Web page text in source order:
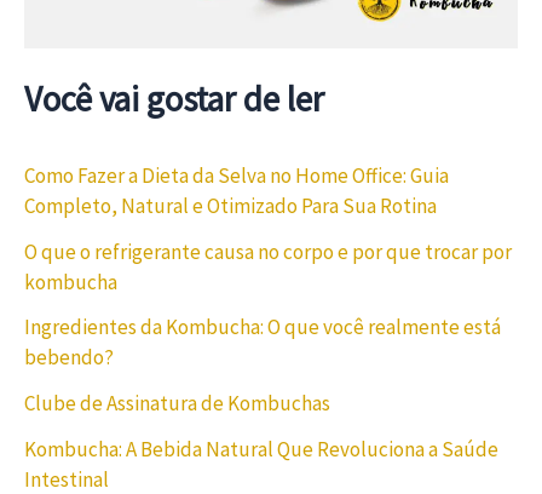
Você vai gostar de ler
Como Fazer a Dieta da Selva no Home Office: Guia
Completo, Natural e Otimizado Para Sua Rotina
O que o refrigerante causa no corpo e por que trocar por
kombucha
Ingredientes da Kombucha: O que você realmente está
bebendo?
Clube de Assinatura de Kombuchas
Kombucha: A Bebida Natural Que Revoluciona a Saúde
Intestinal